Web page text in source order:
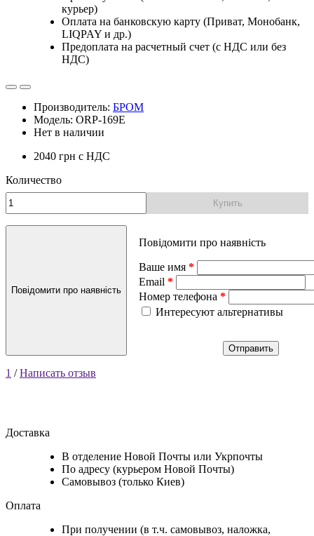
курьер)
Оплата на банковскую карту (Приват, Монобанк,
LIQPAY и др.)
Предоплата на расчетный счет (с НДС или без
НДС)
Производитель: БРОМ
Модель: ORP-169E
Нет в наличии
2040 грн с НДС
Количество
Купить
Повідомити про наявність
Повідомити про наявність
Ваше имя
Email
Номер телефона
Интересуют альтернативы
Отправить
1 /Написать отзыв
Доставка
В отделение Новой Почты или Укрпочты
По адресу (курьером Новой Почты)
Самовывоз (только Киев)
Оплата
При получении (в т.ч. самовывоз, наложка,